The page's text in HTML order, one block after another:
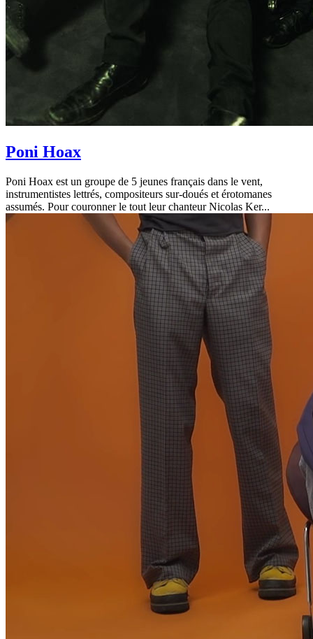
Poni Hoax
Poni Hoax est un groupe de 5 jeunes français dans le vent,
instrumentistes lettrés, compositeurs sur-doués et érotomanes
assumés. Pour couronner le tout leur chanteur Nicolas Ker...